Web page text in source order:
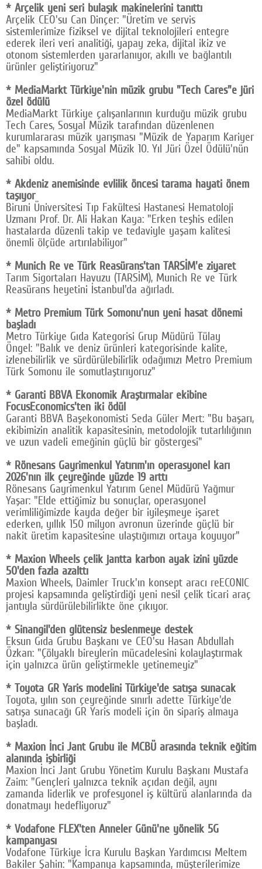
* Arçelik yeni seri bulaşık makinelerini tanıttı
Arçelik CEO'su Can Dinçer: "Üretim ve servis
sistemlerimize fiziksel ve dijital teknolojileri entegre
ederek ileri veri analitiği, yapay zeka, dijital ikiz ve
otonom sistemlerden yararlanıyor, akıllı ve bağlantılı
ürünler geliştiriyoruz"
* MediaMarkt Türkiye'nin müzik grubu "Tech Cares"e jüri
özel ödülü
MediaMarkt Türkiye çalışanlarının kurduğu müzik grubu
Tech Cares, Sosyal Müzik tarafından düzenlenen
kurumlararası müzik yarışması "Müzik de Yaparım Kariyer
de" kapsamında Sosyal Müzik 10. Yıl Jüri Özel Ödülü'nün
sahibi oldu.
* Akdeniz anemisinde evlilik öncesi tarama hayati önem
taşıyor
Biruni Üniversitesi Tıp Fakültesi Hastanesi Hematoloji
Uzmanı Prof. Dr. Ali Hakan Kaya: "Erken teşhis edilen
hastalarda düzenli takip ve tedaviyle yaşam kalitesi
önemli ölçüde artırılabiliyor"
* Munich Re ve Türk Reasürans'tan TARSİM'e ziyaret
Tarım Sigortaları Havuzu (TARSİM), Munich Re ve Türk
Reasürans heyetini İstanbul'da ağırladı.
* Metro Premium Türk Somonu'nun yeni hasat dönemi
başladı
Metro Türkiye Gıda Kategorisi Grup Müdürü Tülay
Öngel: "Balık ve deniz ürünleri kategorisinde kalite,
izlenebilirlik ve sürdürülebilirlik odağımızı Metro Premium
Türk Somonu ile somutlaştırıyoruz"
* Garanti BBVA Ekonomik Araştırmalar ekibine
FocusEconomics'ten iki ödül
Garanti BBVA Başekonomisti Seda Güler Mert: "Bu başarı,
ekibimizin analitik kapasitesinin, metodolojik tutarlılığının
ve uzun vadeli emeğinin güçlü bir göstergesi"
* Rönesans Gayrimenkul Yatırım'ın operasyonel karı
2026'nın ilk çeyreğinde yüzde 19 arttı
Rönesans Gayrimenkul Yatırım Genel Müdürü Yağmur
Yaşar: "Elde ettiğimiz bu sonuçlar, operasyonel
verimliliğimizde kayda değer bir iyileşmeye işaret
ederken, yıllık 150 milyon avronun üzerinde güçlü bir
nakit üretim kapasitesine ulaştığımızı ortaya koyuyor"
* Maxion Wheels çelik jantta karbon ayak izini yüzde
50'den fazla azalttı
Maxion Wheels, Daimler Truck'ın konsept aracı reECONIC
projesi kapsamında geliştirdiği yeni nesil çelik ticari araç
jantıyla sürdürülebilirlikte öne çıkıyor.
* Sinangil'den glütensiz beslenmeye destek
Eksun Gıda Grubu Başkanı ve CEO'su Hasan Abdullah
Özkan: "Çölyaklı bireylerin mücadelesini kolaylaştırmak
için yalnızca ürün geliştirmekle yetinemeyiz"
* Toyota GR Yaris modelini Türkiye'de satışa sunacak
Toyota, yılın son çeyreğinde sınırlı adette Türkiye'de
satışa sunacağı GR Yaris modeli için ön sipariş almaya
başladı.
* Maxion İnci Jant Grubu ile MCBÜ arasında teknik eğitim
alanında işbirliği
Maxion İnci Jant Grubu Yönetim Kurulu Başkanı Mustafa
Zaim: "Gençleri yalnızca teknik açıdan değil, aynı
zamanda liderlik ve profesyonel iş kültürü alanlarında da
donatmayı hedefliyoruz"
* Vodafone FLEX'ten Anneler Günü'ne yönelik 5G
kampanyası
Vodafone Türkiye İcra Kurulu Başkan Yardımcısı Meltem
Bakiler Şahin: "Kampanya kapsamında, müşterilerimize